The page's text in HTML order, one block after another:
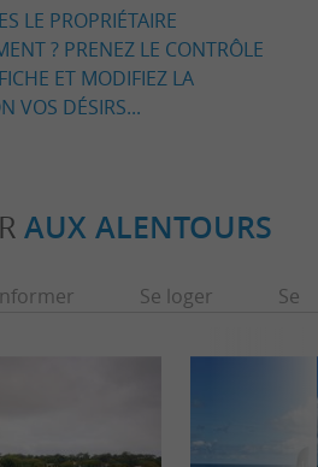
LE PROPRIÉTAIRE
? PRENEZ LE CONTRÔLE
ET MODIFIEZ LA
VOS DÉSIRS...
AUX ALENTOURS
Se loger Se